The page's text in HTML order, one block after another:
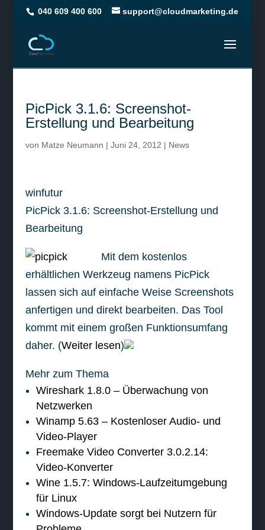
040 609 400 600 support@cloudmarketing.de
PicPick 3.1.6: Screenshot-
Erstellung und Bearbeitung
von Matze Neumann | Juni 24, 2012 | News
winfutur
PicPick 3.1.6: Screenshot-Erstellung und
Bearbeitung
Mit dem kostenlos
erhältlichen Werkzeug namens PicPick
lassen sich auf einfache Weise Screenshots
anfertigen und direkt bearbeiten. Das Tool
kommt mit einem großen Funktionsumfang
daher. (Weiter lesen)
Mehr zum Thema
Wireshark 1.8.0 – Überwachung von
Netzwerken
Winamp 5.63 – Kostenloser Audio- und
Video-Player
Freemake Video Converter 3.0.2.14:
Video-Konverter
Wine 1.5.7: Windows-Laufzeitumgebung
für Linux
Windows-Update sorgt bei Nutzern für